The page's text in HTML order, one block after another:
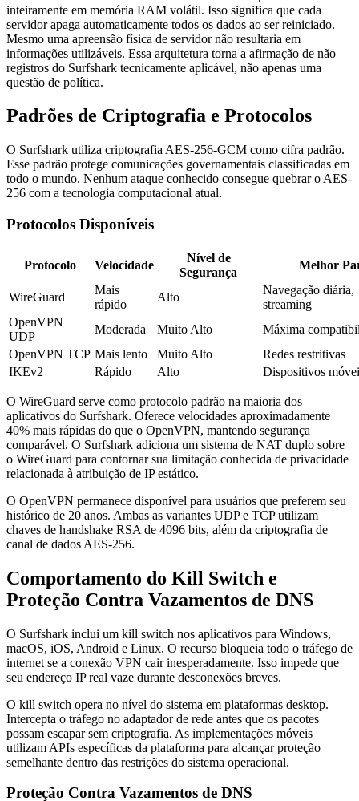
inteiramente em memória RAM volátil. Isso significa que cada
servidor apaga automaticamente todos os dados ao ser reiniciado.
Mesmo uma apreensão física de servidor não resultaria em
informações utilizáveis. Essa arquitetura torna a afirmação de não
registros do Surfshark tecnicamente aplicável, não apenas uma
questão de política.
Padrões de Criptografia e Protocolos
O Surfshark utiliza criptografia AES-256-GCM como cifra padrão.
Esse padrão protege comunicações governamentais classificadas em
todo o mundo. Nenhum ataque conhecido consegue quebrar o AES-
256 com a tecnologia computacional atual.
Protocolos Disponíveis
Protocolo Velocidade
Nível de
Segurança
Melhor
WireGuard
Mais
rápido
Alto
Navegação diária,
streaming
OpenVPN
UDP
Moderada Muito Alto
Máxima
OpenVPN TCP Mais lento Muito Alto
Redes restritivas
IKEv2
Rápido Alto Dispositivos
O WireGuard serve como protocolo padrão na maioria dos
aplicativos do Surfshark. Oferece velocidades aproximadamente
40% mais rápidas do que o OpenVPN, mantendo segurança
comparável. O Surfshark adiciona um sistema de NAT duplo sobre
o WireGuard para contornar sua limitação conhecida de privacidade
relacionada à atribuição de IP estático.
O OpenVPN permanece disponível para usuários que preferem seu
histórico de 20 anos. Ambas as variantes UDP e TCP utilizam
chaves de handshake RSA de 4096 bits, além da criptografia de
canal de dados AES-256.
Comportamento do Kill Switch e
Proteção Contra Vazamentos de DNS
O Surfshark inclui um kill switch nos aplicativos para Windows,
macOS, iOS, Android e Linux. O recurso bloqueia todo o tráfego de
internet se a conexão VPN cair inesperadamente. Isso impede que
seu endereço IP real vaze durante desconexões breves.
O kill switch opera no nível do sistema em plataformas desktop.
Intercepta o tráfego no adaptador de rede antes que os pacotes
possam escapar sem criptografia. As implementações móveis
utilizam APIs específicas da plataforma para alcançar proteção
semelhante dentro das restrições do sistema operacional.
Proteção Contra Vazamentos de DNS